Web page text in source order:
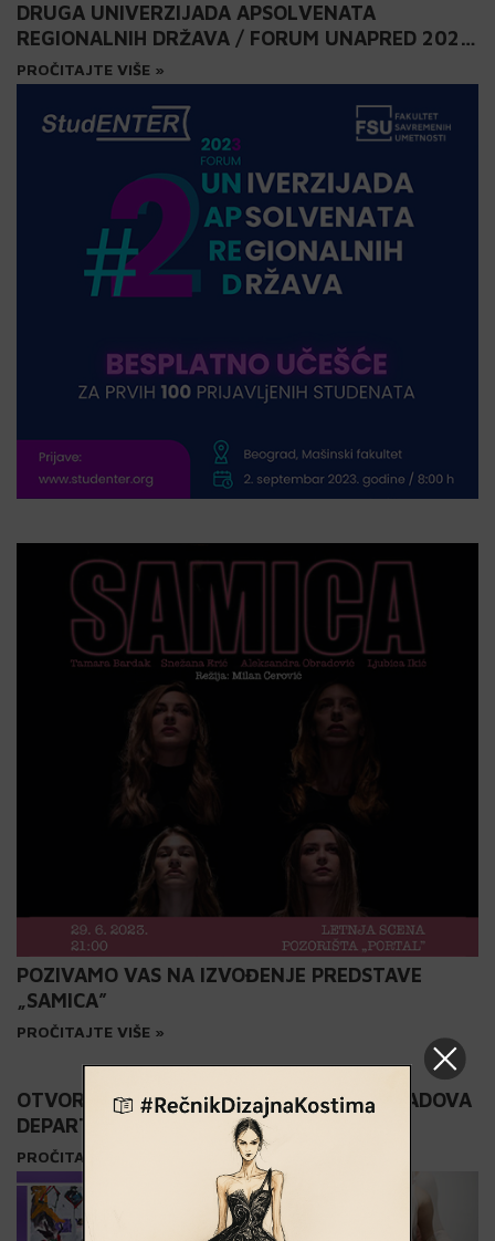
DRUGA UNIVERZIJADA APSOLVENATA
REGIONALNIH DRŽAVA / FORUM UNAPRED 2023
U SEPTEMBRU NA MAŠINSKOM FAKULTETU!
PROČITAJTE VIŠE »
POZIVAMO VAS NA IZVOĐENJE PREDSTAVE
„SAMICA”
PROČITAJTE VIŠE »
OTVORENA VELIKA GODIŠNJA IZLOŽBA RADOVA
DEPARTMANA VIZUELNIH UMETNOSTI
PROČITAJTE VIŠE »